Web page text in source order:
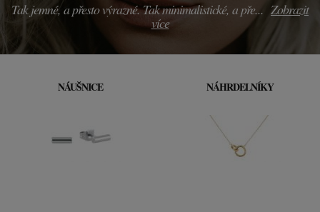
Tak jemné, a přesto výrazné. Tak minimalistické, a pře... Zobrazit
více
NÁUŠNICE NÁHRDELNÍKY